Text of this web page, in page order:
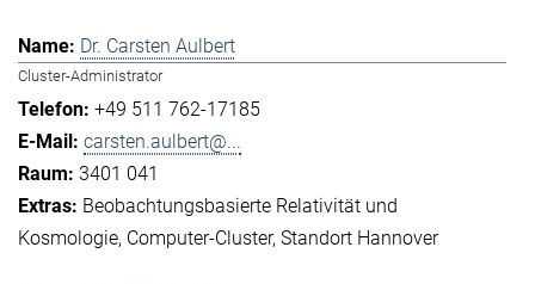
Dr. Carsten Aulbert
Cluster-Administrator
+49 511 762-17185
carsten.aulbert@...
3401 041
Beobachtungsbasierte Relativität und
Kosmologie Computer-Cluster Standort Hannover